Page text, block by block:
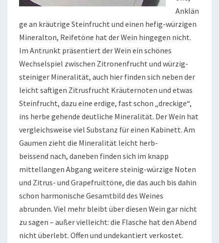
Anklän
ge an kräutrige Steinfrucht und einen hefig-würzigen
Mineralton, Reifetöne hat der Wein hingegen nicht.
Im Antrunkt präsentiert der Wein ein schönes
Wechselspiel zwischen Zitronenfrucht und würzig-
steiniger Mineralität, auch hier finden sich neben der
leicht saftigen Zitrusfrucht Kräuternoten und etwas
Steinfrucht, dazu eine erdige, fast schon „dreckige“,
ins herbe gehende deutliche Mineralität. Der Wein hat
vergleichsweise viel Substanz für einen Kabinett. Am
Gaumen zieht die Mineralität leicht herb-
beissend nach, daneben finden sich im knapp
mittellangen Abgang weitere steinig-würzige Noten
und Zitrus- und Grapefruittöne, die das auch bis dahin
schon harmonische Gesamtbild des Weines
abrunden. Viel mehr bleibt über diesen Wein gar nicht
zu sagen – außer vielleicht: die Flasche hat den Abend
nicht überlebt. Offen und undekantiert verkostet.